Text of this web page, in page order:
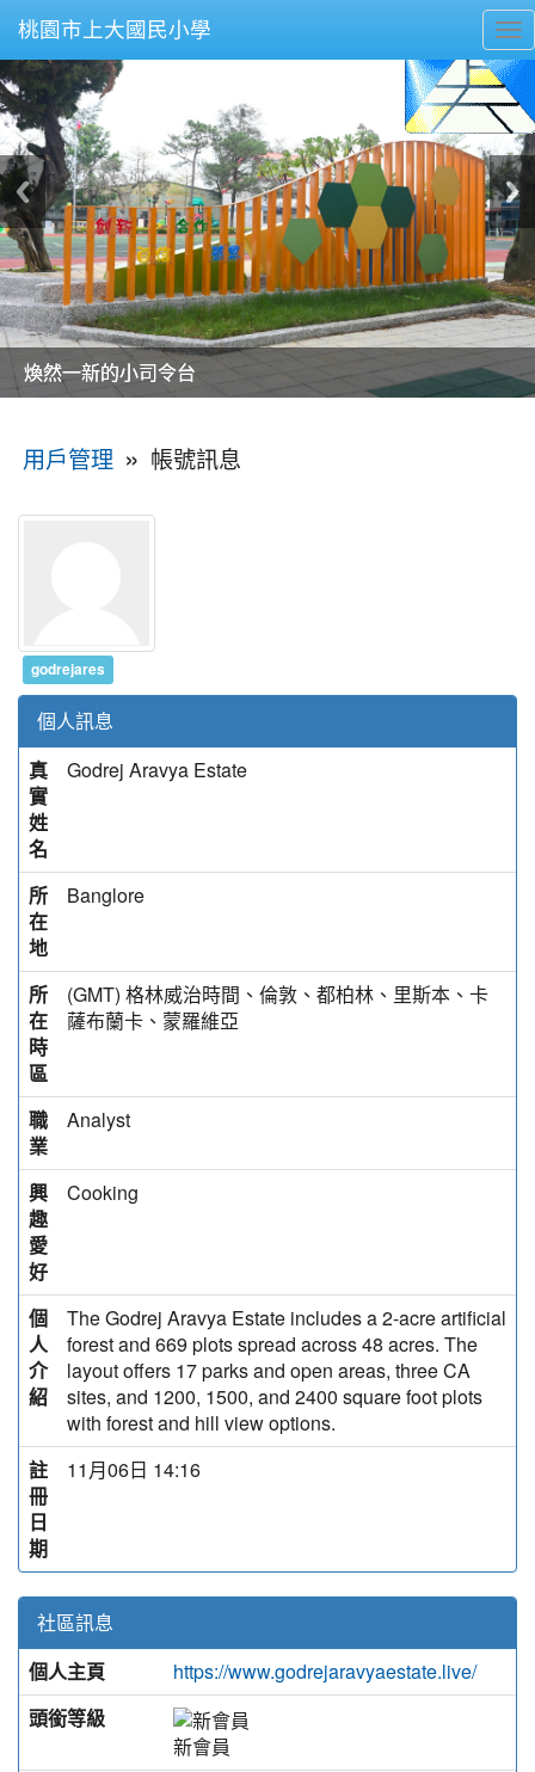
桃園市上大國民小學
美麗的操場是我們活力的來源
美麗的操場是我們活力的來源
煥然一新的小司令台
煥然一新的小司令台
富含桃園埤塘田園風光意象的中廊
富含桃園埤塘田園風光意象的中廊
嶄新的中庭廣場
嶄新的中庭廣場
水生池生生不息
水生池生生不息
用戶管理 » 帳號訊息
godrejares
個人訊息
真
實
姓
名
Godrej Aravya Estate
所
在
地
Banglore
所
在
時
區
(GMT) 格林威治時間、倫敦、都柏林、里斯本、卡
薩布蘭卡、蒙羅維亞
職
業
Analyst
興
趣
愛
好
Cooking
個
人
介
紹
The Godrej Aravya Estate includes a 2-acre artificial
forest and 669 plots spread across 48 acres. The
layout offers 17 parks and open areas, three CA
sites, and 1200, 1500, and 2400 square foot plots
with forest and hill view options.
註
冊
日
期
11月06日 14:16
社區訊息
個人主頁
https://www.godrejaravyaestate.live/
頭銜等級
新會員